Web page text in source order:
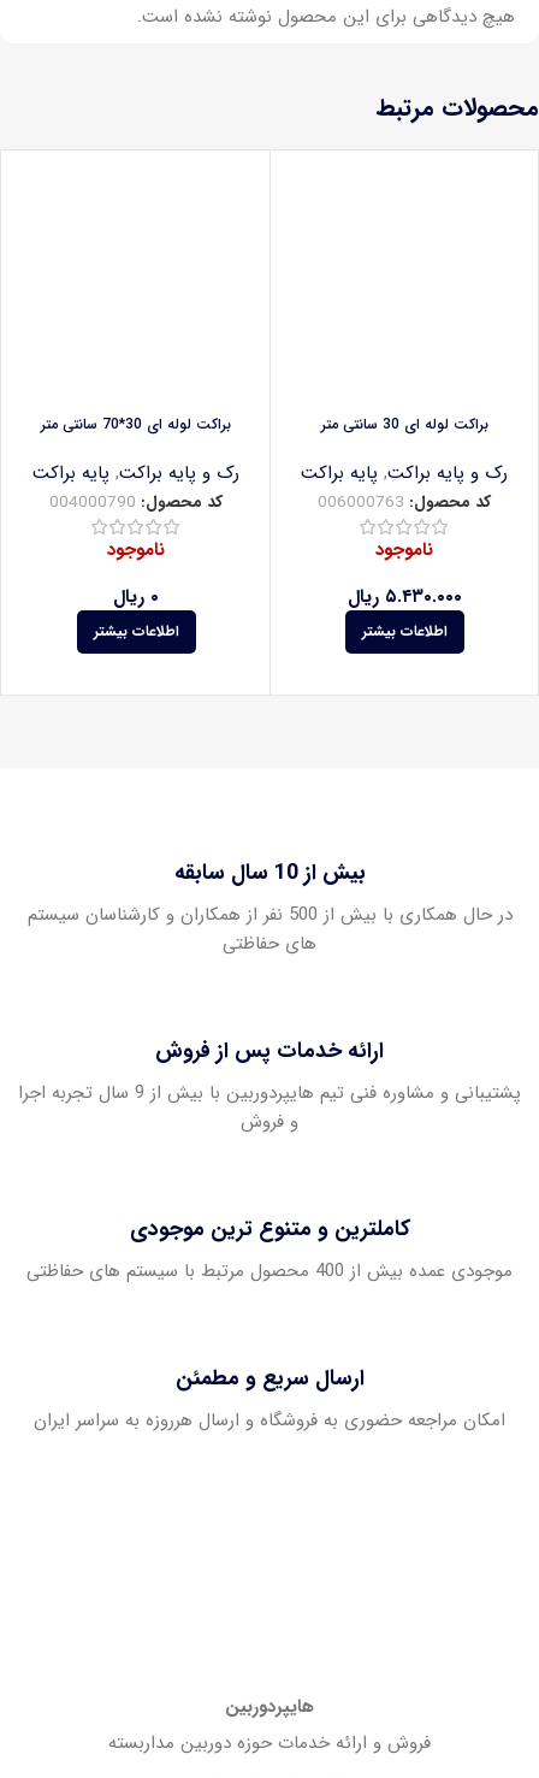
هیچ دیدگاهی برای این محصول نوشته نشده است.
محصولات مرتبط
براکت لوله ای 30 سانتی متر
رک و پایه براکت, پایه براکت
کد محصول: 006000763
ناموجود
۵.۴۳۰.۰۰۰ ریال
اطلاعات بیشتر
براکت لوله ای 30*70 سانتی متر
رک و پایه براکت, پایه براکت
کد محصول: 004000790
ناموجود
۰ ریال
اطلاعات بیشتر
بیش از 10 سال سابقه
در حال همکاری با بیش از 500 نفر از همکاران و کارشناسان سیستم
های حفاظتی
ارائه خدمات پس از فروش
پشتیبانی و مشاوره فنی تیم هایپردوربین با بیش از 9 سال تجربه اجرا
و فروش
کاملترین و متنوع ترین موجودی
موجودی عمده بیش از 400 محصول مرتبط با سیستم های حفاظتی
ارسال سریع و مطمئن
امکان مراجعه حضوری به فروشگاه و ارسال هرروزه به سراسر ایران
هایپردوربین
فروش و ارائه خدمات حوزه دوربین مداربسته